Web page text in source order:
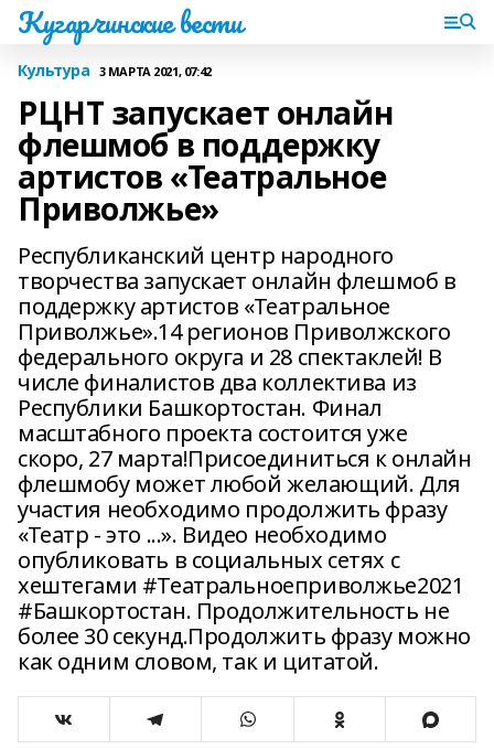
Кугарчинские вести
Культура 3 МАРТА 2021, 07:42
РЦНТ запускает онлайн
флешмоб в поддержку
артистов «Театральное
Приволжье»
Республиканский центр народного
творчества запускает онлайн флешмоб в
поддержку артистов «Театральное
Приволжье».14 регионов Приволжского
федерального округа и 28 спектаклей! В
числе финалистов два коллектива из
Республики Башкортостан. Финал
масштабного проекта состоится уже
скоро, 27 марта!Присоединиться к онлайн
флешмобу может любой желающий. Для
участия необходимо продолжить фразу
«Театр - это ...». Видео необходимо
опубликовать в социальных сетях с
хештегами #Театральноеприволжье2021
#Башкортостан. Продолжительность не
более 30 секунд.Продолжить фразу можно
как одним словом, так и цитатой.